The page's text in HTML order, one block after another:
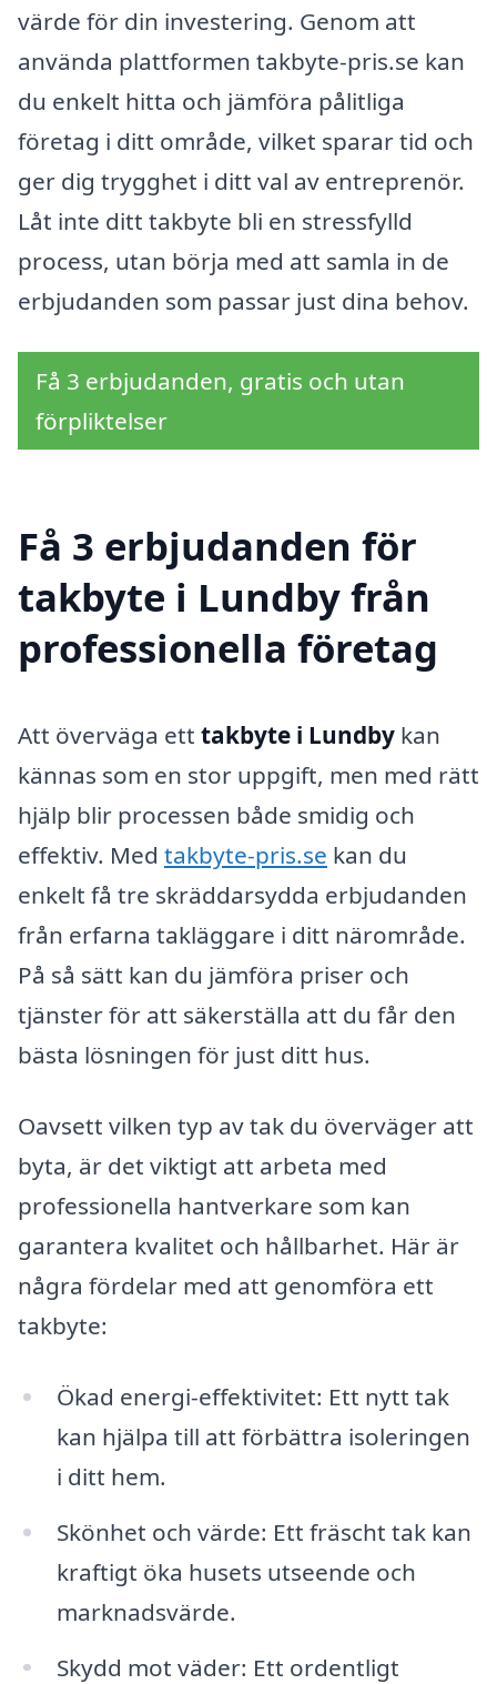
värde för din investering. Genom att
använda plattformen takbyte-pris.se kan
du enkelt hitta och jämföra pålitliga
företag i ditt område, vilket sparar tid och
ger dig trygghet i ditt val av entreprenör.
Låt inte ditt takbyte bli en stressfylld
process, utan börja med att samla in de
erbjudanden som passar just dina behov.
Få 3 erbjudanden, gratis och utan
förpliktelser
Få 3 erbjudanden för
takbyte i Lundby från
professionella företag
Att överväga ett takbyte i Lundby kan
kännas som en stor uppgift, men med rätt
hjälp blir processen både smidig och
effektiv. Med takbyte-pris.se kan du
enkelt få tre skräddarsydda erbjudanden
från erfarna takläggare i ditt närområde.
På så sätt kan du jämföra priser och
tjänster för att säkerställa att du får den
bästa lösningen för just ditt hus.
Oavsett vilken typ av tak du överväger att
byta, är det viktigt att arbeta med
professionella hantverkare som kan
garantera kvalitet och hållbarhet. Här är
några fördelar med att genomföra ett
takbyte:
Ökad energi-effektivitet: Ett nytt tak
kan hjälpa till att förbättra isoleringen
i ditt hem.
Skönhet och värde: Ett fräscht tak kan
kraftigt öka husets utseende och
marknadsvärde.
Skydd mot väder: Ett ordentligt